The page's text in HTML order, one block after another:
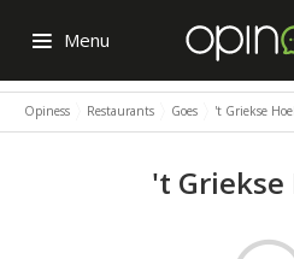
Menu
Opiness Restaurants Goes 't Griekse
't Griekse